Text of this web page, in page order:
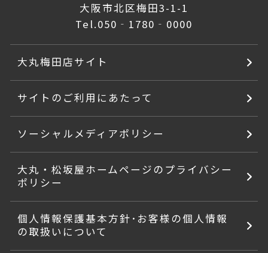
大阪市北区梅田3-1-1
Tel.050‐1780‐0000
大丸梅田店サイト
サイトのご利用にあたって
ソーシャルメディアポリシー
大丸・松坂屋ホームページのプライバシー
ポリシー
個人情報保護基本方針･お客様の個人情報
の取扱いについて